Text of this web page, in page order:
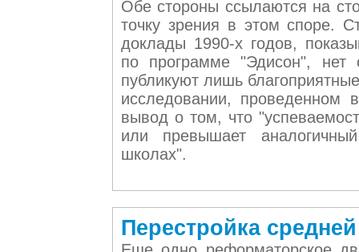
Обе стороны ссылаются на
точку зрения в этом споре.
доклады 1990-х годов,
по программе "Эдисон", нет
публикуют лишь
исследовании, проведенном
вывод о том, что
или превышает
школах".
Перестройка